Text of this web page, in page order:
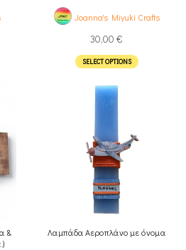
Joanna's Miyuki Crafts
30,00 €
SELECT OPTIONS
&
Λαμπάδα Αεροπλάνο με όνομα